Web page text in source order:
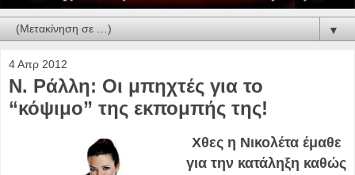
▼
4 Απρ 2012
Ν. Ράλλη: Οι μπηχτές για το
“κόψιμο” της εκπομπής της!
Χθες η Νικολέτα έμαθε
για την κατάληξη καθώς